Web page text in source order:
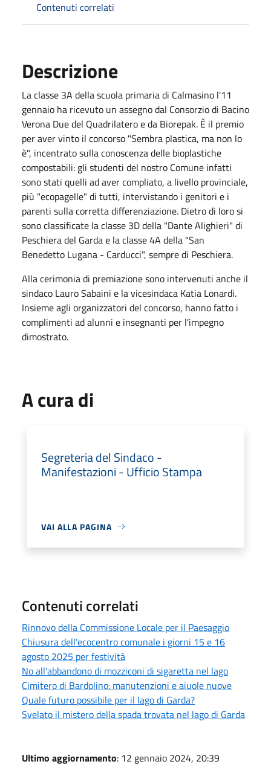
Contenuti correlati
Descrizione
La classe 3A della scuola primaria di Calmasino l'11
gennaio ha ricevuto un assegno dal Consorzio di Bacino
Verona Due del Quadrilatero e da Biorepak. È il premio
per aver vinto il concorso "Sembra plastica, ma non lo
è", incentrato sulla conoscenza delle bioplastiche
compostabili: gli studenti del nostro Comune infatti
sono stati quelli ad aver compliato, a livello provinciale,
più "ecopagelle" di tutti, intervistando i genitori e i
parenti sulla corretta differenziazione. Dietro di loro si
sono classificate la classe 3D della "Dante Alighieri" di
Peschiera del Garda e la classe 4A della "San
Benedetto Lugana - Carducci", sempre di Peschiera.
Alla cerimonia di premiazione sono intervenuti anche il
sindaco Lauro Sabaini e la vicesindaca Katia Lonardi.
Insieme agli organizzatori del concorso, hanno fatto i
complimenti ad alunni e insegnanti per l'impegno
dimostrato.
A cura di
Segreteria del Sindaco -
Manifestazioni - Ufficio Stampa
VAI ALLA PAGINA
Contenuti correlati
Rinnovo della Commissione Locale per il Paesaggio
Chiusura dell'ecocentro comunale i giorni 15 e 16
agosto 2025 per festività
No all'abbandono di mozziconi di sigaretta nel lago
Cimitero di Bardolino: manutenzioni e aiuole nuove
Quale futuro possibile per il lago di Garda?
Svelato il mistero della spada trovata nel lago di Garda
Ultimo aggiornamento: 12 gennaio 2024, 20:39